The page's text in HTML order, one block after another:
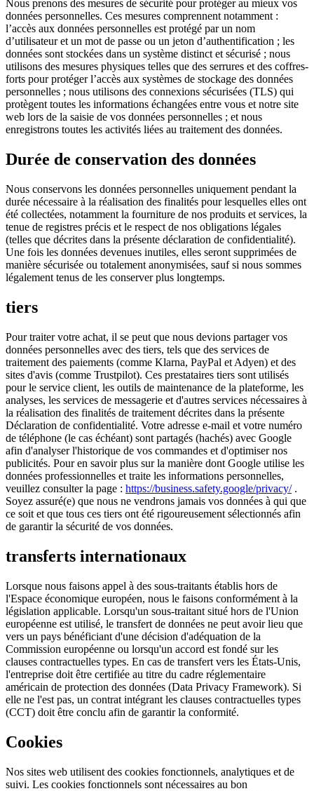
Nous prenons des mesures de sécurité pour protéger au mieux vos
données personnelles. Ces mesures comprennent notamment :
l’accès aux données personnelles est protégé par un nom
d’utilisateur et un mot de passe ou un jeton d’authentification ; les
données sont stockées dans un système distinct et sécurisé ; nous
utilisons des mesures physiques telles que des serrures et des coffres-
forts pour protéger l’accès aux systèmes de stockage des données
personnelles ; nous utilisons des connexions sécurisées (TLS) qui
protègent toutes les informations échangées entre vous et notre site
web lors de la saisie de vos données personnelles ; et nous
enregistrons toutes les activités liées au traitement des données.
Durée de conservation des données
Nous conservons les données personnelles uniquement pendant la
durée nécessaire à la réalisation des finalités pour lesquelles elles ont
été collectées, notamment la fourniture de nos produits et services, la
tenue de registres précis et le respect de nos obligations légales
(telles que décrites dans la présente déclaration de confidentialité).
Une fois les données devenues inutiles, elles seront supprimées de
manière sécurisée ou totalement anonymisées, sauf si nous sommes
légalement tenus de les conserver plus longtemps.
tiers
Pour traiter votre achat, il se peut que nous devions partager vos
données personnelles avec des tiers, tels que des services de
traitement des paiements (comme Klarna, PayPal et Adyen) et des
sites d'avis (comme Trustpilot). Ces prestataires tiers sont utilisés
pour le service client, les outils de maintenance de la plateforme, les
analyses, les services de messagerie et d'autres services nécessaires à
la réalisation des finalités de traitement décrites dans la présente
Déclaration de confidentialité. Votre adresse e-mail et votre numéro
de téléphone (le cas échéant) sont partagés (hachés) avec Google
afin d'analyser l'historique de vos commandes et d'optimiser nos
publicités. Pour en savoir plus sur la manière dont Google utilise les
données professionnelles et traite les informations personnelles,
veuillez consulter la page : https://business.safety.google/privacy/.
Soyez assuré(e) que nous ne vendrons jamais vos données à qui que
ce soit et que tous ces tiers ont été rigoureusement sélectionnés afin
de garantir la sécurité de vos données.
transferts internationaux
Lorsque nous faisons appel à des sous-traitants établis hors de
l'Espace économique européen, nous le faisons conformément à la
législation applicable. Lorsqu'un sous-traitant situé hors de l'Union
européenne est utilisé, le transfert de données ne peut avoir lieu que
vers un pays bénéficiant d'une décision d'adéquation de la
Commission européenne ou lorsqu'un accord est fondé sur les
clauses contractuelles types. En cas de transfert vers les États-Unis,
l'entreprise doit être certifiée au titre du cadre réglementaire
américain de protection des données (Data Privacy Framework). Si
elle ne l'est pas, un contrat intégrant les clauses contractuelles types
(CCT) doit être conclu afin de garantir la conformité.
Cookies
Nos sites web utilisent des cookies fonctionnels, analytiques et de
suivi. Les cookies fonctionnels sont nécessaires au bon